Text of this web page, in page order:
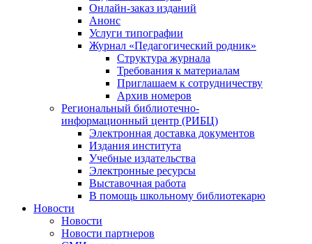
Онлайн-заказ изданий
Анонс
Услуги типографии
Журнал «Педагогический родник»
Структура журнала
Требования к материалам
Приглашаем к сотрудничеству
Архив номеров
Региональный библиотечно-
информационный центр (РИБЦ)
Электронная доставка документов
Издания института
Учебные издательства
Электронные ресурсы
Выставочная работа
В помощь школьному библиотекарю
Новости
Новости
Новости партнеров